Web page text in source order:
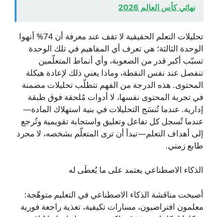
نهائي كأس العالم 2026
تحليلات التعلم الحقيقية لا تقف عند معرفة أن 74% أنهوا
الوحدة الثالثة؛ هي تعرف أي المفاهيم في تلك الوحدة
تسبّب أكبر قدر من الصعوبة، وأي أنماط المتعلّمين
تنفصل عند نفس النقطة، وماذا يعني ذلك لإعادة هيكلة
المحتوى. هذه الدرجة من الفهم تتطلّب تحليلات مضمنة
في تجربة المحتوى نفسها، لا أدوات مُلحقة فوق طبقة
إدارية. عندما تُنسَج التحليلات في بنية استهلاك المادة—
عندما تُسجل كل تفاعل وتعليق واستجابة تقويمية وتُرجع
إلى أهداف التعلم—تبدأ أن ترى المتعلّم بشخصه، لا مجرد
طابع زمني.
الذكاء الاصطناعي يعتمد على ما يُعطَى له
أصبحت مناقشة الذكاء الاصطناعي في التعليم متوهّجة:
معلمون افتراضيون، مسارات تكيفية، تغذية راجعة فورية